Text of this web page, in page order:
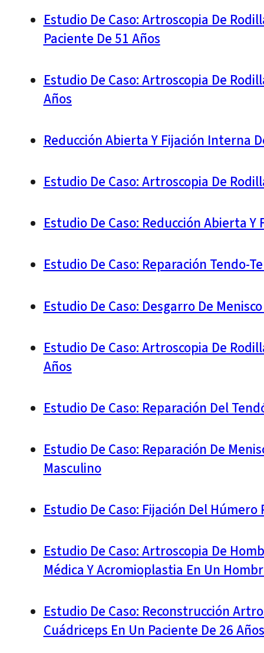
Estudio De Caso: Artroscopia De
Paciente De 51 Años
Estudio De Caso: Artroscopia De
Años
Reducción Abierta Y Fijación Interna
Estudio De Caso: Artroscopia De
Estudio De Caso: Reducción Abierta
Estudio De Caso: Reparación Tendo-
Estudio De Caso: Desgarro De
Estudio De Caso: Artroscopia De
Años
Estudio De Caso: Reparación Del
Estudio De Caso: Reparación De
Masculino
Estudio De Caso: Fijación Del
Estudio De Caso: Artroscopia De
Médica Y Acromioplastia En Un
Estudio De Caso: Reconstrucción
Cuádriceps En Un Paciente De 26 Años